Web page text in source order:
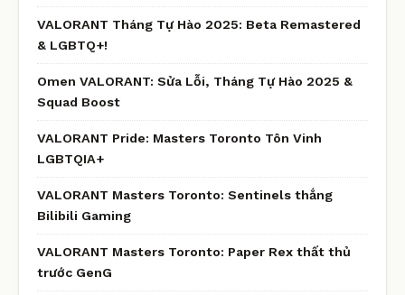
VALORANT Tháng Tự Hào 2025: Beta Remastered
& LGBTQ+!
Omen VALORANT: Sửa Lỗi, Tháng Tự Hào 2025 &
Squad Boost
VALORANT Pride: Masters Toronto Tôn Vinh
LGBTQIA+
VALORANT Masters Toronto: Sentinels thắng
Bilibili Gaming
VALORANT Masters Toronto: Paper Rex thất thủ
trước GenG